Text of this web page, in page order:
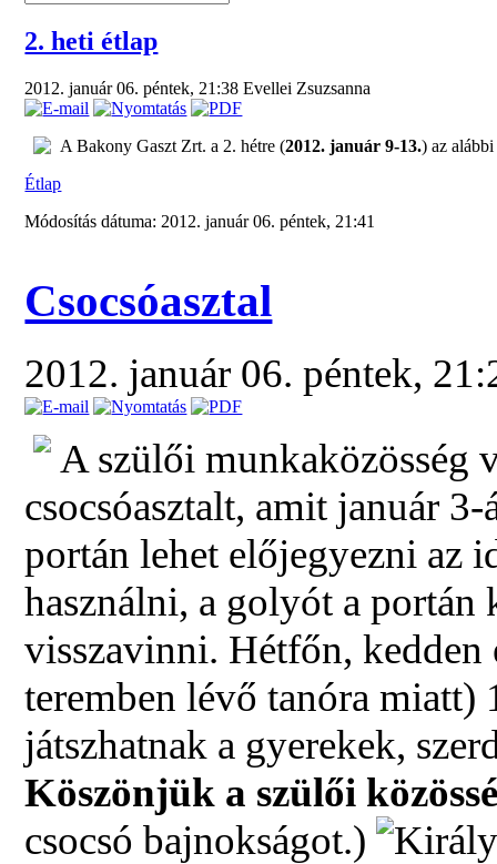
2. heti étlap
2012. január 06. péntek, 21:38Evellei Zsuzsanna
A Bakony Gaszt Zrt. a 2. hétre (2012. január 9-13.) az
Étlap
Módosítás dátuma: 2012. január 06. péntek, 21:41
Csocsóasztal
2012. január 06. péntek,
A szülői munkaközösség
csocsóasztalt, amit január
portán lehet előjegyezni az
használni, a golyót a portán
visszavinni. Hétfőn,
teremben lévő tanóra miatt)
játszhatnak a gyerekek,
Köszönjük a szülői
csocsó bajnokságot.)